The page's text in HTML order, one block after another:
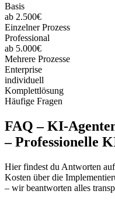
Basis
ab 2.500€
Einzelner Prozess
Professional
ab 5.000€
Mehrere Prozesse
Enterprise
individuell
Komplettlösung
Häufige Fragen
FAQ –KI-
– Professionelle
Hier findest du Antworten
Kosten über die
– wir beantworten alles